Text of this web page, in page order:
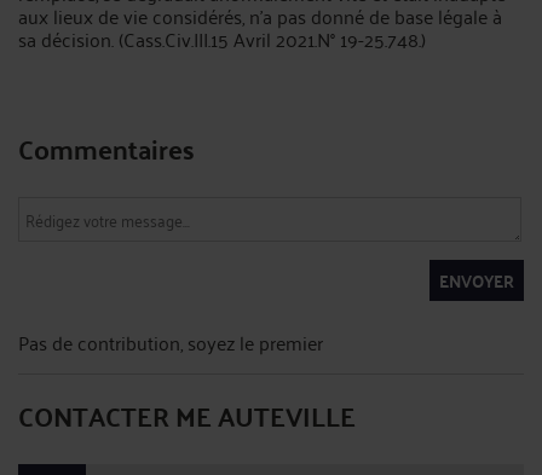
aux lieux de vie considérés, n'a pas donné de base légale à
sa décision. (Cass.Civ.III.15 Avril 2021.N° 19-25.748.)
Commentaires
ENVOYER
Pas de contribution, soyez le premier
CONTACTER ME AUTEVILLE